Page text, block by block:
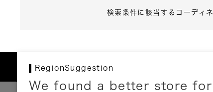
検索条件に該当するコーディ
RegionSuggestion
We found a better store